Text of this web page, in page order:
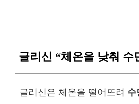
글리신 “체온을 낮춰 수
글리신은 체온을 떨어뜨려 수